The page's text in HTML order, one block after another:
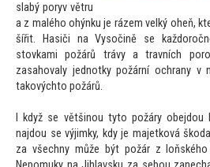
slabý poryv větru
a z malého ohýnku je rázem velký oheň,
šířit. Hasiči na Vysočině se
stovkami požárů trávy a travních
zasahovaly jednotky požární ochrany v
takovýchto požárů.
I když se většinou tyto požáry obejdou
najdou se výjimky, kdy je majetková
za všechny může být požár z